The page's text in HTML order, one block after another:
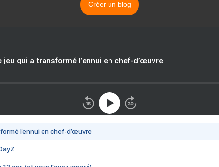
Créer un blog
jeu qui a transformé l’ennui en chef-d’œuvre
l’ennui en chef-d’œuvre